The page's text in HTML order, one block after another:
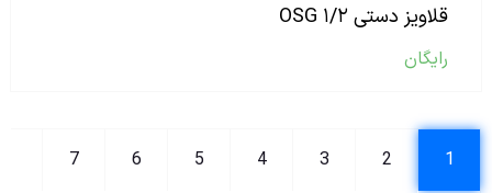
قلاویز دستی ۱/۲ OSG
رایگان
1
2
3
4
5
6
7